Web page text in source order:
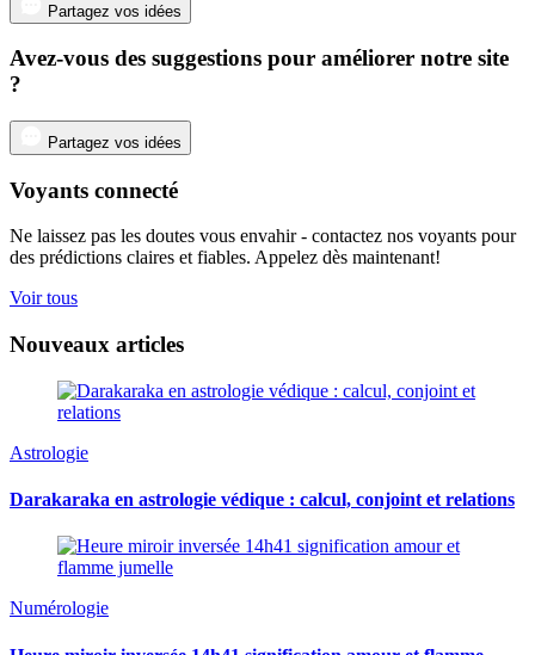
Partagez vos idées
Avez-vous des suggestions pour améliorer notre site
?
Partagez vos idées
Voyants connecté
Ne laissez pas les doutes vous envahir - contactez nos voyants pour
des prédictions claires et fiables. Appelez dès maintenant!
Voir tous
Nouveaux articles
Astrologie
Darakaraka en astrologie védique : calcul, conjoint et relations
Numérologie